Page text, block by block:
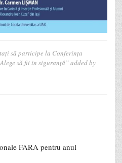
să participe la Conferința
să fii in siguranță”added by
FARA pentru anul